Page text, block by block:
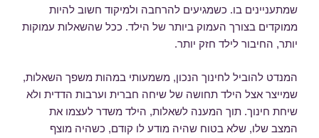
שמתעניינים בו. כשמגיעים להרחבה ולמיקוד חשוב להיות
ממוקדים בצורך העמוק ביותר של הילד. ככל שהשאלות עמוקות
יותר, החיבור לילד חזק יותר.
המנדט להוביל לחינוך הנכון, משמעותי במהות משפך השאלות,
שמייצר אצל הילד תחושה של שיחה חברית וערבות הדדית ולא
שיחת חינוך. תוך המענה לשאלות, הילד משדר לעצמו את
המצב שלו, שלא בטוח שהיה מודע לו קודם, כשהיה מוצף